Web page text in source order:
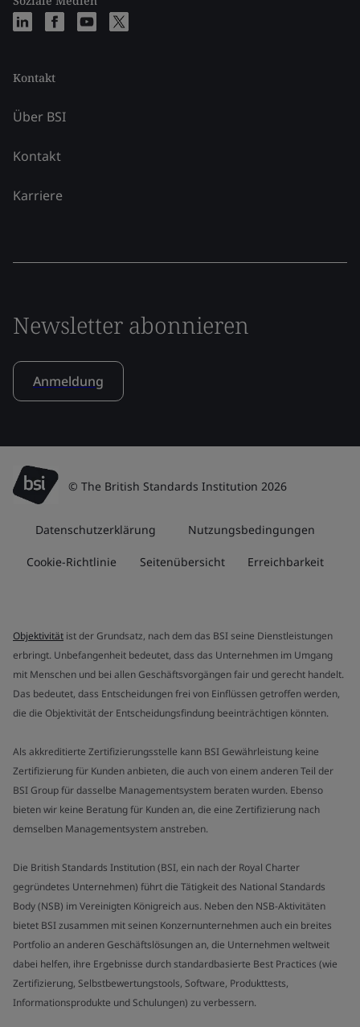
Kontakt
Über BSI
Kontakt
Karriere
Newsletter abonnieren
Anmeldung
© The British Standards Institution 2026
Datenschutzerklärung Nutzungsbedingungen
Cookie-Richtlinie Seitenübersicht Erreichbarkeit
Objektivität ist der Grundsatz, nach dem das BSI seine Dienstleistungen
erbringt. Unbefangenheit bedeutet, dass das Unternehmen im Umgang
mit Menschen und bei allen Geschäftsvorgängen fair und gerecht handelt.
Das bedeutet, dass Entscheidungen frei von Einflüssen getroffen werden,
die die Objektivität der Entscheidungsfindung beeinträchtigen könnten.
Als akkreditierte Zertifizierungsstelle kann BSI Gewährleistung keine
Zertifizierung für Kunden anbieten, die auch von einem anderen Teil der
BSI Group für dasselbe Managementsystem beraten wurden. Ebenso
bieten wir keine Beratung für Kunden an, die eine Zertifizierung nach
demselben Managementsystem anstreben.
Die British Standards Institution (BSI, ein nach der Royal Charter
gegründetes Unternehmen) führt die Tätigkeit des National Standards
Body (NSB) im Vereinigten Königreich aus. Neben den NSB-Aktivitäten
bietet BSI zusammen mit seinen Konzernunternehmen auch ein breites
Portfolio an anderen Geschäftslösungen an, die Unternehmen weltweit
dabei helfen, ihre Ergebnisse durch standardbasierte Best Practices (wie
Zertifizierung, Selbstbewertungstools, Software, Produkttests,
Informationsprodukte und Schulungen) zu verbessern.